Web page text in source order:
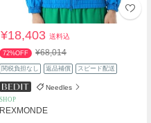
¥18,403送料込
72%OFF ¥68,014
関税負担なし 返品補償 スピード配送
Needles
SHOP
REXMONDE